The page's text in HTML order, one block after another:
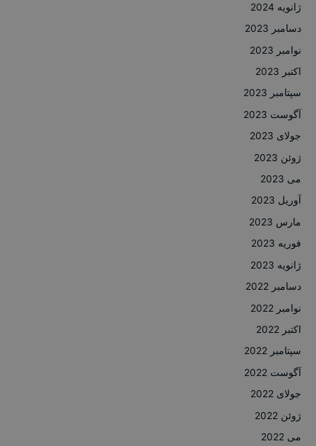
ژانویه 2024
دسامبر 2023
نوامبر 2023
اکتبر 2023
سپتامبر 2023
آگوست 2023
جولای 2023
ژوئن 2023
می 2023
آوریل 2023
مارس 2023
فوریه 2023
ژانویه 2023
دسامبر 2022
نوامبر 2022
اکتبر 2022
سپتامبر 2022
آگوست 2022
جولای 2022
ژوئن 2022
می 2022